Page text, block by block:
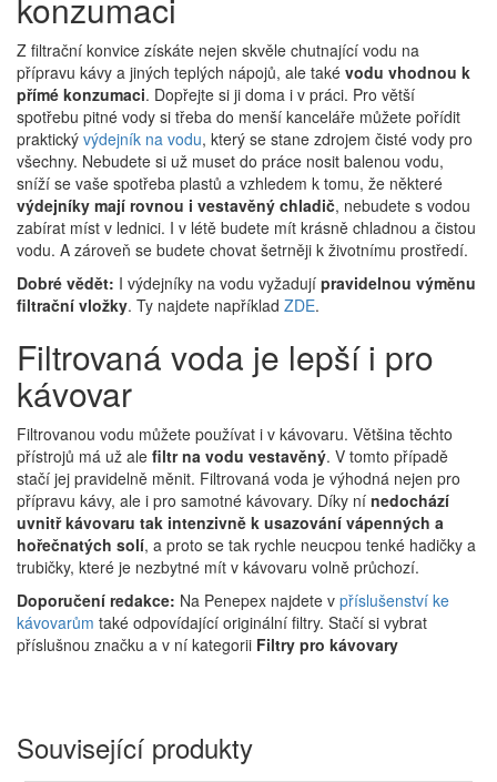
Z filtrační konvice získáte nejen skvěle chutnající vodu na
přípravu kávy a jiných teplých nápojů, ale také vodu vhodnou k
přímé konzumaci. Dopřejte si ji doma i v práci. Pro větší
spotřebu pitné vody si třeba do menší kanceláře můžete pořídit
praktický výdejník na vodu, který se stane zdrojem čisté vody pro
všechny. Nebudete si už muset do práce nosit balenou vodu,
sníží se vaše spotřeba plastů a vzhledem k tomu, že některé
výdejníky mají rovnou i vestavěný chladič, nebudete s vodou
zabírat míst v lednici. I v létě budete mít krásně chladnou a čistou
vodu. A zároveň se budete chovat šetrněji k životnímu prostředí.
Dobré vědět: I výdejníky na vodu vyžadují pravidelnou výměnu
filtrační vložky. Ty najdete například ZDE.
Filtrovaná voda je lepší i pro
kávovar
Filtrovanou vodu můžete používat i v kávovaru. Většina těchto
přístrojů má už ale filtr na vodu vestavěný. V tomto případě
stačí jej pravidelně měnit. Filtrovaná voda je výhodná nejen pro
přípravu kávy, ale i pro samotné kávovary. Díky ní nedochází
uvnitř kávovaru tak intenzivně k usazování vápenných a
hořečnatých solí, a proto se tak rychle neucpou tenké hadičky a
trubičky, které je nezbytné mít v kávovaru volně průchozí.
Doporučení redakce: Na Penepex najdete v příslušenství ke
kávovarům také odpovídající originální filtry. Stačí si vybrat
příslušnou značku a v ní kategorii Filtry pro kávovary
Související produkty